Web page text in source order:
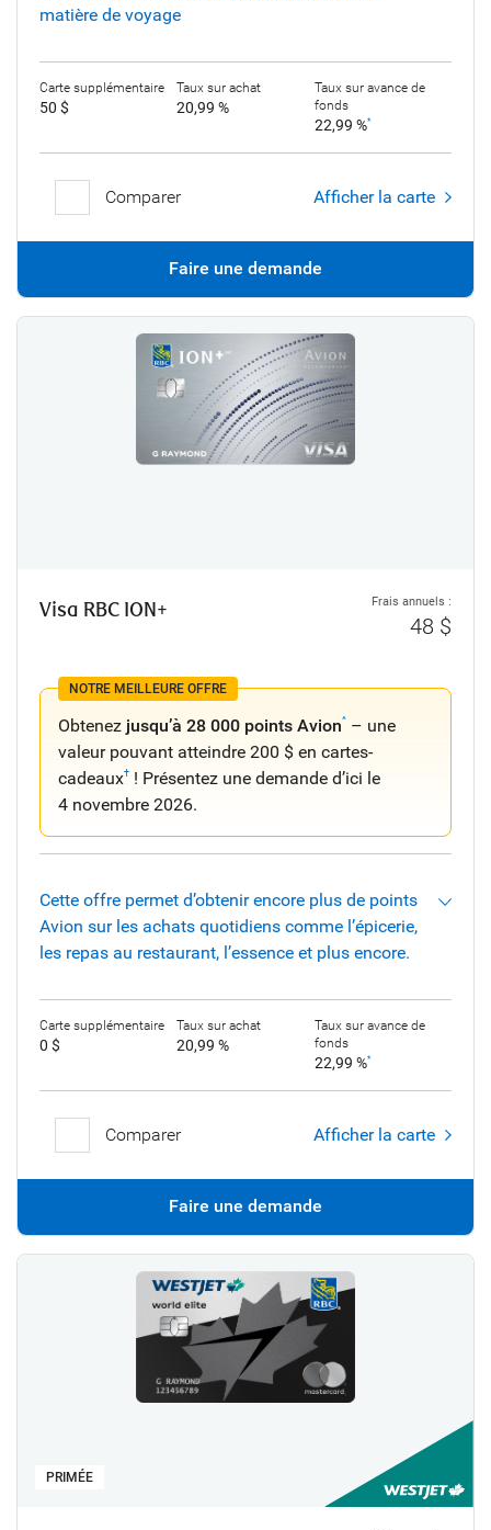
matière de voyage
Carte supplémentaire
50 $
Taux sur achat
20,99 %
Taux sur avance de
fonds
22,99 %*
Comparer Afficher la carte
Faire une demande
Visa RBC ION+ Frais annuels :
48 $
NOTRE MEILLEURE OFFRE
Obtenez jusqu’à 28 000 points Avion^ – une
valeur pouvant atteindre 200 $ en cartes-
cadeaux† ! Présentez une demande d’ici le
4 novembre 2026.
Cette offre permet d’obtenir encore plus de points
Avion sur les achats quotidiens comme l’épicerie,
les repas au restaurant, l’essence et plus encore.
Carte supplémentaire
0 $
Taux sur achat
20,99 %
Taux sur avance de
fonds
22,99 %*
Comparer Afficher la carte
Faire une demande
PRIMÉE